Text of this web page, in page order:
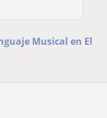
Musical en El